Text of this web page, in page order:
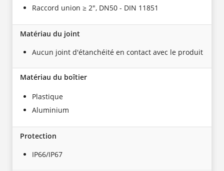
Raccord union ≥ 2", DN50 - DIN 11851
Matériau du joint
Aucun joint d'étanchéité en contact avec le produit
Matériau du boîtier
Plastique
Aluminium
Protection
IP66/IP67